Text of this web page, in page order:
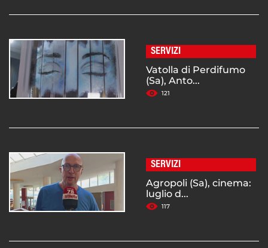
SERVIZI
Vatolla di Perdifumo
(Sa), Anto...
121
SERVIZI
Agropoli (Sa), cinema:
luglio d...
117